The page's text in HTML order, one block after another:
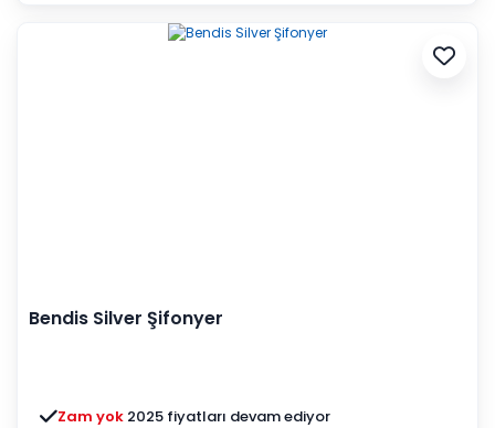
Bendis Silver Şifonyer
Zam yok 2025 fiyatları devam ediyor